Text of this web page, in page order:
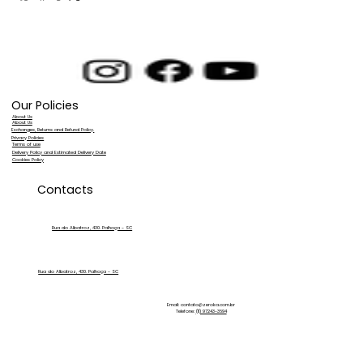
Our Policies
About Us
About Us
Exchanges, Returns and Refund Policy.
Privacy Policies
Delivery Policy and Estimated Delivery Date
Cookies Policy
Terms of use
Contacts
Rua do Albatroz, 430. Palhoça - SC
Rua do Albatroz, 430. Palhoça - SC
Email: contato@zeroka.com.br
Telefone: (11) 97243-3694